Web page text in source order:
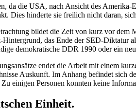
da die USA, nach Ansicht des Amerika-
Dies hinderte sie freilich nicht daran,
bildet die Zeit von kurz vor
das Ende der SED-Diktatur
demo­kratische DDR 1990 oder ein
endet die Arbeit mit einem
Auskunft. Im Anhang befindet sich
einigen Personen konnten keine
Einheit.